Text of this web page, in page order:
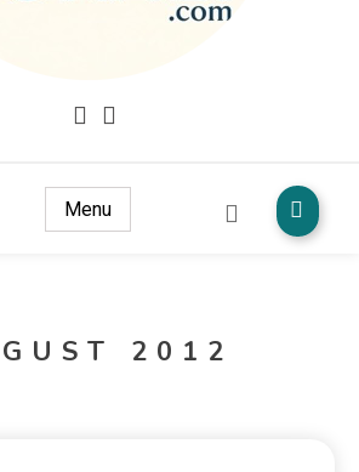
Menu
2012